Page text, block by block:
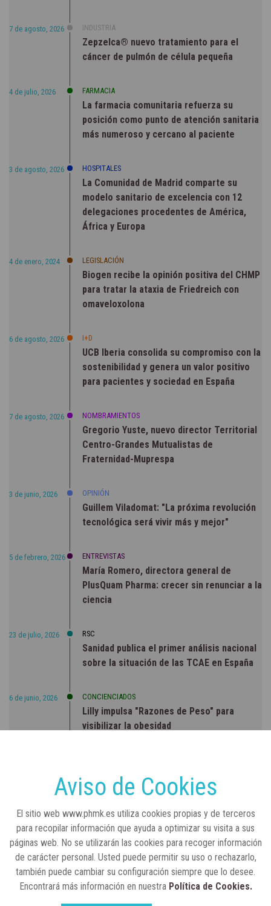
7 de agosto, 2026 INDUSTRIA
Zepzelca® nuevo tratamiento para el
cáncer de pulmón de célula pequeña
4 de julio, 2026 FARMACIA
La farmacia comunitaria refuerza su
posición como punto de atención sanitaria
más numeroso y cercano al paciente
3 de agosto, 2026 HOSPITALES
La Comunidad de Madrid comparte su
modelo sanitario de excelencia con 12
delegaciones procedentes de América,
África y Europa
4 de enero, 2024 LEGISLACIÓN
Biogen recibe la opinión positiva del CHMP
para tratar la ataxia de Friedreich con
omaveloxolona
6 de agosto, 2026 I+D
UCB Iberia consolida su compromiso con la
sostenibilidad y genera un valor positivo
para pacientes y sociedad en España
7 de agosto, 2026 NOMBRAMIENTOS
Gregorio Yuste, nuevo director Territorial
Centro-Grandes Mutualistas de
Fraternidad-Muprespa
3 de junio, 2026 OPINIÓN
Guillem Viladomat: "La próxima revolución
tecnológica será vivir más y mejor"
5 de febrero, 2026 ENTREVISTAS
María Romero, directora general de
PlusQuam Pharma: crecer sin renunciar a la
ciencia
23 de julio, 2026 RSC
Sanidad publica el primer análisis nacional
sobre la situación de las TCAE en España
6 de junio, 2026 CONCIENCIADOS
Lilly impulsa "Razones de Peso" para
visibilizar la obesidad
Real Academia Nacional de Farmacia: un
laboratorio de ideas que se ha adaptado a
Aviso de Cookies
El sitio web www.phmk.es utiliza cookies propias y de terceros
para recopilar información que ayuda a optimizar su visita a sus
páginas web. No se utilizarán las cookies para recoger información
de carácter personal. Usted puede permitir su uso o rechazarlo,
también puede cambiar su configuración siempre que lo desee.
Encontrará más información en nuestra Política de Cookies.